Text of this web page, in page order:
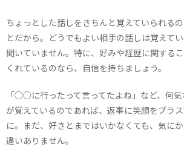
ちょっとした話しをきちんと覚えていられる
とだから。どうでもよい相手の話しは覚えて
聞いていません。特に、好みや経歴に関する
くれているのなら、自信を持ちましょう。
「○○に行ったって言ってたよね」など、何
が覚えているのであれば、返事に笑顔をプラ
に。まだ、好きとまではいかなくても、気に
違いありません。